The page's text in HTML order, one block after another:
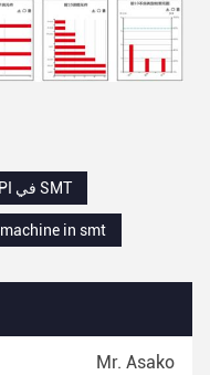
آلة الـ (سباي),معدات تفتيش PCB,آلة SPI في SMT
in smt
Mr. Asako